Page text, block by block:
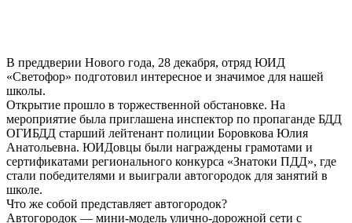
В преддверии Нового года, 28 декабря, отряд ЮИД
«Светофор» подготовил интересное и значимое для нашей
школы.
Открытие прошло в торжественной обстановке. На
мероприятие была приглашена инспектор по пропаганде БДД
ОГИБДД старший лейтенант полиции Боровкова Юлия
Анатольевна. ЮИДовцы были награждены грамотами и
сертификатами регионального конкурса «Знатоки ПДД», где
стали победителями и выиграли автогородок для занятий в
школе.
Что же собой представляет автогородок?
Автогородок — мини-модель улично-дорожной сети с